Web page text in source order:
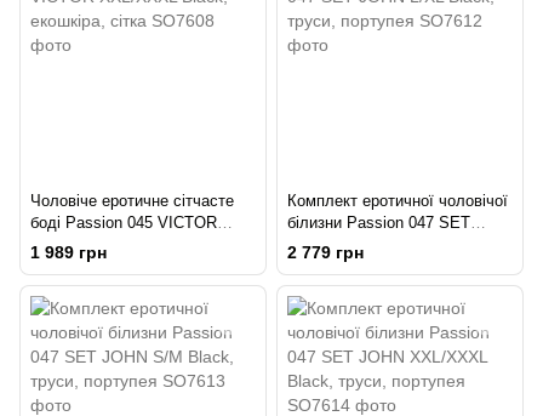
Чоловіче еротичне сітчасте
боді Passion 045 VICTOR
XXL/XXXL Black, екошкіра,
1 989 грн
Комплект еротичної чоловічої
білизни Passion 047 SET
JOHN L/XL Black, труси,
портупея
2 779 грн